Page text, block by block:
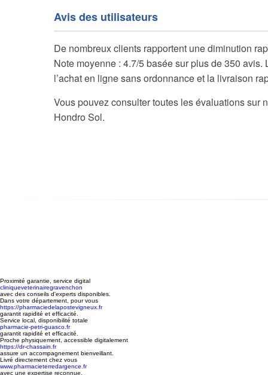
Avis des utilisateurs
De nombreux clients rapportent une diminution
Note moyenne : 4.7/5 basée sur plus de 350
l’achat en ligne sans ordonnance et la livraison
Vous pouvez consulter toutes les évaluations sur
Hondro Sol.
Proximité garantie, service digital
cliniqueveterinairegravenchon
avec des conseils d'experts disponibles.
Dans votre département, pour vous
https://pharmaciedelapostevigneux.fr
garantit rapidité et efficacité.
Service local, disponibilité totale
pharmacie-petri-guasco.fr
garantit rapidité et efficacité.
Proche physiquement, accessible digitalement
https://dr-chassain.fr
assure un accompagnement bienveillant.
Livré directement chez vous
www.pharmacieterredargence.fr
avec une expertise reconnue.